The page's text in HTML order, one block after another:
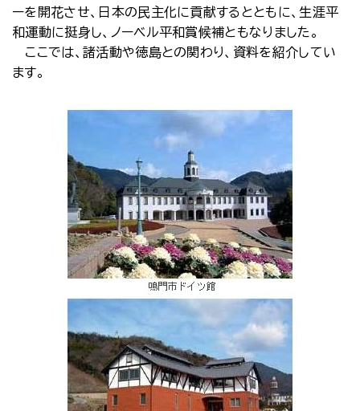
ーを開花させ、日本の民主化に貢献するとともに、生涯平
和運動に挺身し、ノーベル平和賞候補ともなりました。
ここでは、諸活動や徳島との関わり、資料を紹介してい
ます。